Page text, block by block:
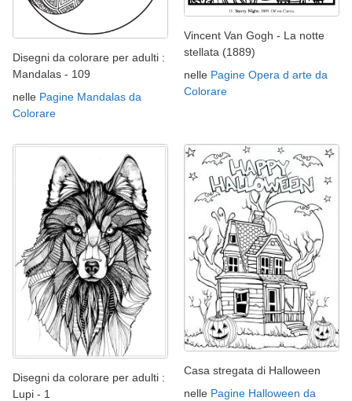
Disegni da colorare per adulti :
Mandalas - 109
nelle Pagine Mandalas da
Colorare
Vincent Van Gogh - La notte
stellata (1889)
nelle Pagine Opera d arte da
Colorare
Disegni da colorare per adulti :
Lupi - 1
Casa stregata di Halloween
nelle Pagine Halloween da